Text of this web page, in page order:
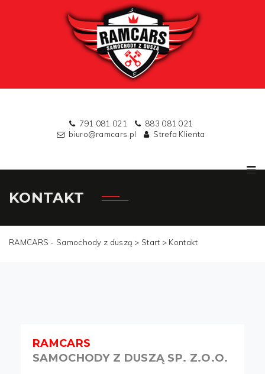
791 081 021
883 081 021
biuro@ramcars.pl
Strefa Klienta
KONTAKT
RAMCARS - Samochody z duszą > Start > Kontakt
RAMCARS
SAMOCHODY Z DUSZĄ SP. Z.O.O.